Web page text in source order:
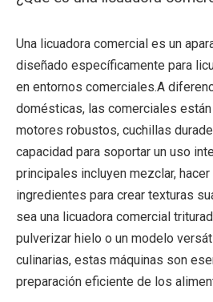
Una licuadora comercial es un
diseñado específicamente para
en entornos comerciales.A
domésticas, las comerciales
motores robustos, cuchillas
capacidad para soportar un uso
principales incluyen mezclar,
ingredientes para crear texturas
sea una licuadora comercial
pulverizar hielo o un modelo
culinarias, estas máquinas son
preparación eficiente de los